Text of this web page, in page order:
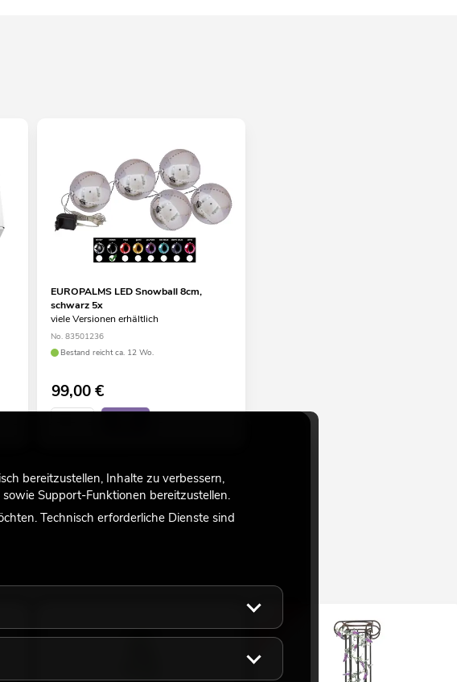
EUROPALMS LED Snowball 8cm,
schwarz 5x
viele Versionen erhältlich
No. 83501236
Bestand reicht ca. 12 Wo.
99,00€
-16%
bereitzustellen, Inhalte zu verbessern,
Support-Funktionen bereitzustellen.
Technisch erforderliche Dienste sind